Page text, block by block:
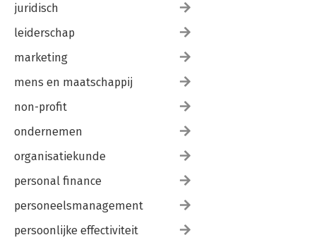
juridisch
leiderschap
marketing
mens en maatschappij
non-profit
ondernemen
organisatiekunde
personal finance
personeelsmanagement
persoonlijke effectiviteit